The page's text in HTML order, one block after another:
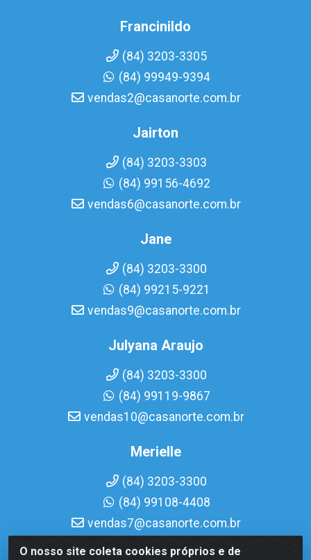
O nosso site coleta cookies próprios e de
Francinildo
(84) 3203-3305
(84) 99949-9394
vendas2@casanorte.com.br
Jairton
(84) 3203-3303
(84) 99156-4692
vendas6@casanorte.com.br
Jane
(84) 3203-3300
(84) 99215-9221
vendas9@casanorte.com.br
Julyana Araujo
(84) 3203-3300
(84) 99119-9867
vendas10@casanorte.com.br
Merielle
(84) 3203-3300
(84) 99108-4408
vendas7@casanorte.com.br